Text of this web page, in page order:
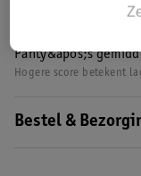
Panty&apos;s
Hogere score betekent
Bestel &